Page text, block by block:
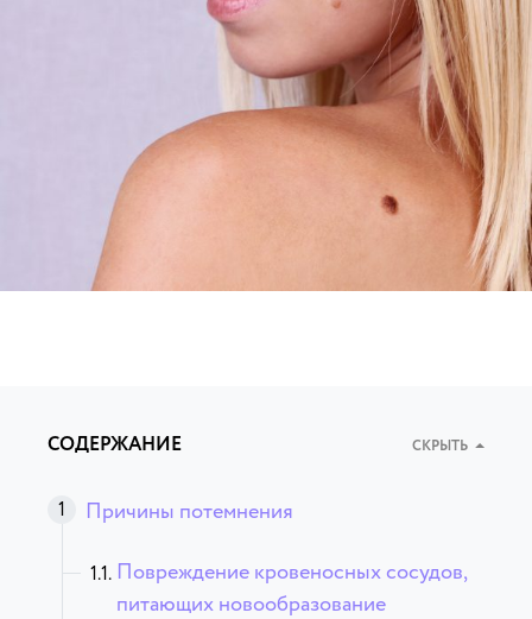
СОДЕРЖАНИЕ СКРЫТЬ
Причины потемнения
Повреждение кровеносных сосудов,
питающих новообразование